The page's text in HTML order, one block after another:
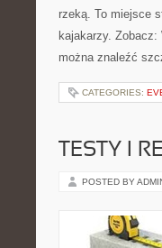
rzeką. To miejsce
kajakarzy.
można znaleźć
CATEGORIES:
TESTY I
POSTED BY